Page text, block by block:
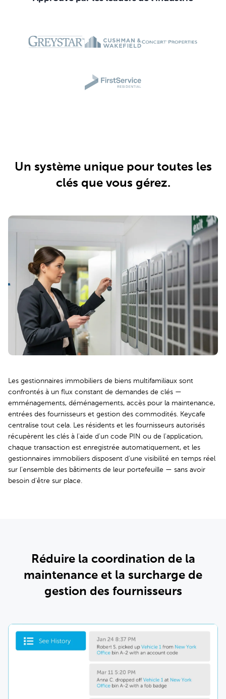
Un système unique pour toutes les
clés que vous gérez.
Les gestionnaires immobiliers de biens multifamiliaux sont
confrontés à un flux constant de demandes de clés —
emménagements, déménagements, accès pour la maintenance,
entrées des fournisseurs et gestion des commodités. Keycafe
centralise tout cela. Les résidents et les fournisseurs autorisés
récupèrent les clés à l'aide d'un code PIN ou de l'application,
chaque transaction est enregistrée automatiquement, et les
gestionnaires immobiliers disposent d'une visibilité en temps réel
sur l'ensemble des bâtiments de leur portefeuille — sans avoir
besoin d'être sur place.
Réduire la coordination de la
maintenance et la surcharge de
gestion des fournisseurs